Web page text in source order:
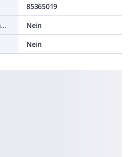
85365019
Reflektor im Lieferumfang enthalten
Nein
Nein